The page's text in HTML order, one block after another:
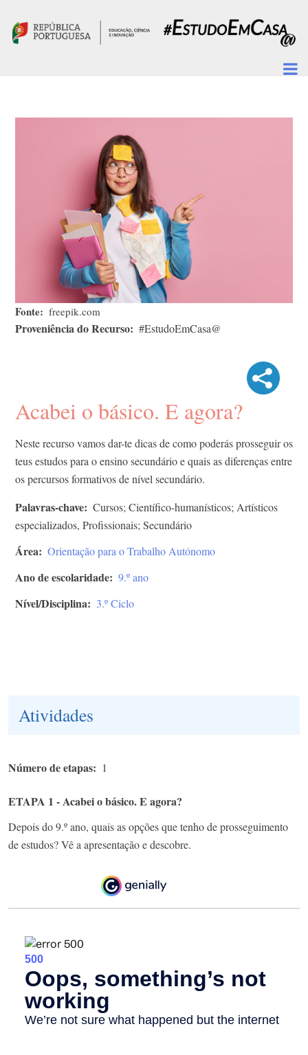
Fonte freepik.com
Proveniência do Recurso #EstudoEmCasa@
Acabei o básico. E agora?
Neste recurso vamos dar-te dicas de como poderás prosseguir os
teus estudos para o ensino secundário e quais as diferenças entre
os percursos formativos de nível secundário.
Palavras-chave
Cursos; Científico-humanísticos; Artísticos
especializados, Profissionais; Secundário
Área Orientação para o Trabalho Autónomo
Ano de escolaridade 9.º ano
Nível/Disciplina 3.º Ciclo
Atividades
Número de etapas 1
ETAPA 1 - Acabei o básico. E agora?
Depois do 9.º ano, quais as opções que tenho de prosseguimento
de estudos? Vê a apresentação e descobre.